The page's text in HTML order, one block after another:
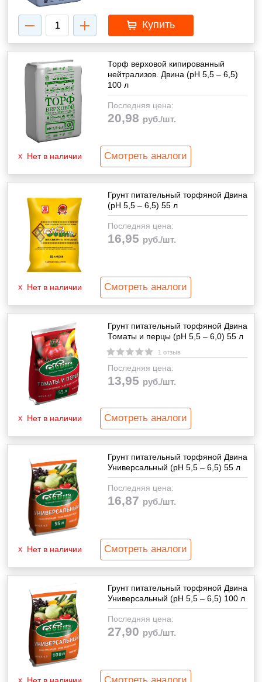
Купить
Торф верховой кипированный
нейтрализов. Двина (pH 5,5 – 6,5)
100 л
Последняя цена:
20,98 руб./шт.
Нет в наличии Смотреть аналоги
Грунт питательный торфяной Двина
(pH 5,5 – 6,5) 55 л
Последняя цена:
16,95 руб./шт.
Нет в наличии Смотреть аналоги
Грунт питательный торфяной Двина
Томаты и перцы (pH 5,5 – 6,0) 55 л
1 отзыв
Последняя цена:
13,95 руб./шт.
Нет в наличии Смотреть аналоги
Грунт питательный торфяной Двина
Универсальный (pH 5,5 – 6,5) 55 л
Последняя цена:
16,87 руб./шт.
Нет в наличии Смотреть аналоги
Грунт питательный торфяной Двина
Универсальный (pH 5,5 – 6,5) 100 л
Последняя цена:
27,90 руб./шт.
Нет в наличии